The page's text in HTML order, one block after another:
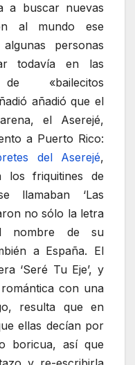
a buscar nuevas
al mundo ese
personas
todavía en las
«bailecitos
añadió que el
el Aserejé,
a Puerto Rico:
del Aserejé,
los friquitines de
llamaban ‘Las
no sólo la letra
nombre de su
a España. El
‘Seré Tu Eje’, y
con una
resulta que en
ellas decían por
boricua, así que